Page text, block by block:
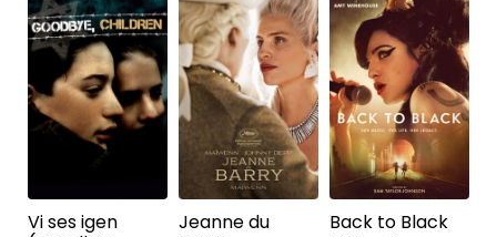
Vi ses igen
Jeanne du
Back to Black